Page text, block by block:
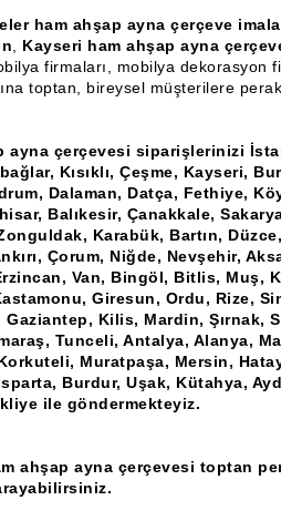
ham ahşap ayna çerçeve
Kayseri ham ahşap ayna
firmaları, mobilya dekorasyon
toptan, bireysel müşterilere
ayna çerçevesi siparişlerinizi
Kısıklı, Çeşme, Kayseri,
Dalaman, Datça, Fethiye,
Balıkesir, Çanakkale,
Karabük, Bartın,
Çorum, Niğde, Nevşehir,
Van, Bingöl, Bitlis, Muş,
Giresun, Ordu, Rize,
Gaziantep, Kilis, Mardin, Şırnak,
Tunceli, Antalya, Alanya,
Muratpaşa, Mersin,
Burdur, Uşak, Kütahya,
ile göndermekteyiz.
ahşap ayna çerçevesi toptan